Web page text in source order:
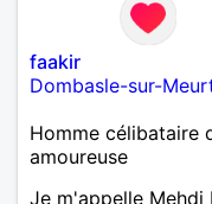
faakir
Dombasle-sur-
Homme célibataire
amoureuse
Je m'appelle Mehdi